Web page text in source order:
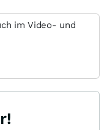
im Video- und